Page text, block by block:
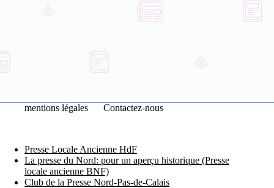
mentions légales Contactez-nous
Presse Locale Ancienne HdF
La presse du Nord: pour un aperçu historique (Presse
locale ancienne BNF)
Club de la Presse Nord-Pas-de-Calais